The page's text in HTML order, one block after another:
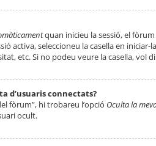
quan inicieu la sessió, el
activa, seleccioneu la casella en
etc. Si no podeu veure la casella,
d’usuaris connectats?
fòrum”, hi trobareu l’opció Oculta la
ocult.